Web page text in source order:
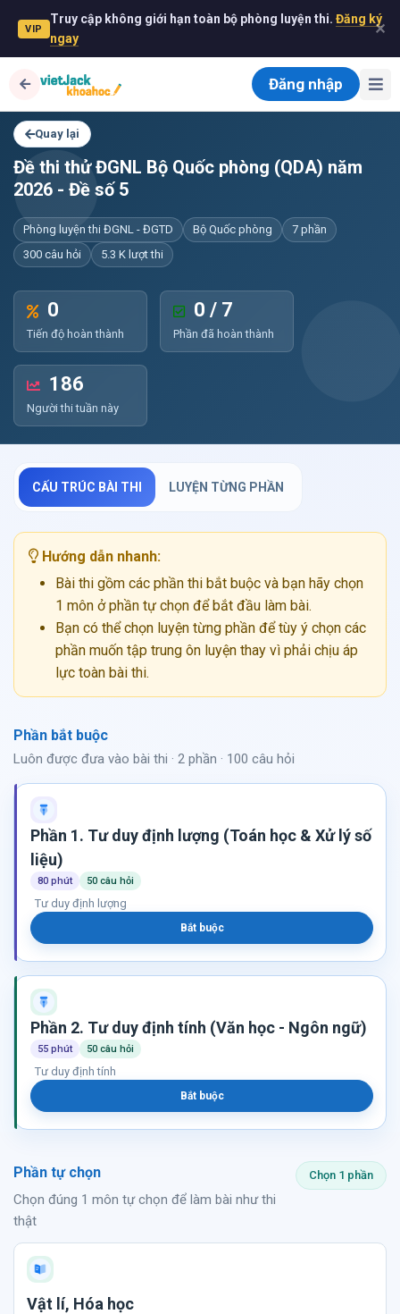
VIP
Truy cập không giới hạn toàn bộ phòng luyện thi. Đăng ký
ngay
✕
Đăng nhập
Quay lại
Đề thi thử ĐGNL Bộ Quốc phòng (QDA) năm
2026 - Đề số 5
Phòng luyện thi ĐGNL - ĐGTD Bộ Quốc phòng
7 phần
300 câu hỏi
5.3 K lượt thi
0
Tiến độ hoàn thành
0 / 7
Phần đã hoàn thành
186
Người thi tuần này
CẤU TRÚC BÀI THI LUYỆN TỪNG PHẦN
Hướng dẫn nhanh:
Bài thi gồm các phần thi bắt buộc và bạn hãy chọn
1 môn ở phần tự chọn để bắt đầu làm bài.
Bạn có thể chọn luyện từng phần để tùy ý chọn các
phần muốn tập trung ôn luyện thay vì phải chịu áp
lực toàn bài thi.
Phần bắt buộc
Luôn được đưa vào bài thi · 2 phần · 100 câu hỏi
Phần 1. Tư duy định lượng (Toán học & Xử lý số
liệu)
80 phút 50 câu hỏi
Tư duy định lượng
Bắt buộc
Phần 2. Tư duy định tính (Văn học - Ngôn ngữ)
55 phút 50 câu hỏi
Tư duy định tính
Bắt buộc
Phần tự chọn
Chọn đúng 1 môn tự chọn để làm bài như thi
thật
Chọn 1 phần
Vật lí, Hóa học